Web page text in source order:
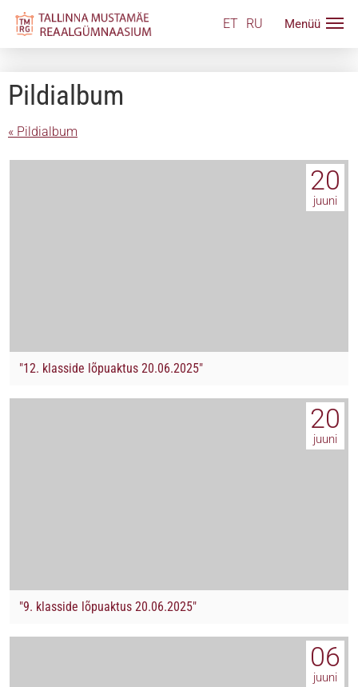
ET RU
Pildialbum
« Pildialbum
20
juuni
"12. klasside lõpuaktus 20.06.2025"
20
juuni
"9. klasside lõpuaktus 20.06.2025"
06
juuni